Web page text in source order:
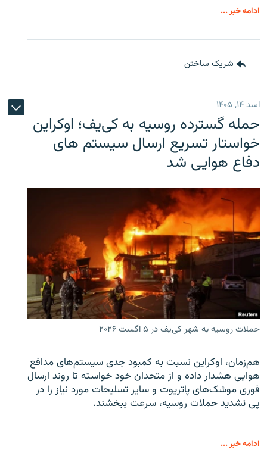
ادامه خبر ...
شریک ساختن
اسد ۱۴, ۱۴۰۵
حمله گسترده روسیه به کی‌یف؛ اوکراین
خواستار تسریع ارسال سیستم های
دفاع هوایی شد
حملات روسیه به شهر کی‌یف در ۵ اگست ۲۰۲۶
هم‌زمان، اوکراین نسبت به کمبود جدی سیستم‌های مدافع
هوایی هشدار داده و از متحدان خود خواسته تا روند ارسال
فوری موشک‌های پاتریوت و سایر تسلیحات مورد نیاز را در
پی تشدید حملات روسیه، سرعت ببخشند.
ادامه خبر ...